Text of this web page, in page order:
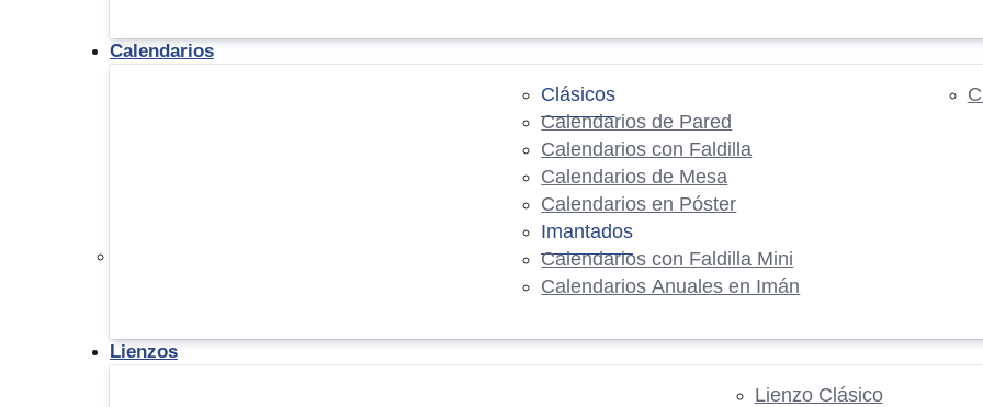
Calendarios
Clásicos
Calendarios de Pared
Calendarios con Faldilla
Calendarios de Mesa
Calendarios en Póster
Imantados
Calendarios con Faldilla Mini
Calendarios Anuales en Imán
Lienzos
Lienzo Clásico